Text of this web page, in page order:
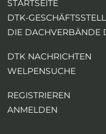
STARTSEITE
DTK-
DIE DACHVERBÄNDE
DTK NACHRICHTEN
WELPENSUCHE
REGISTRIEREN
ANMELDEN